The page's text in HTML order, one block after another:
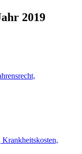
2019
Krankheitskosten,